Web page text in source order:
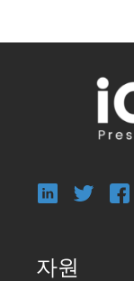
자원